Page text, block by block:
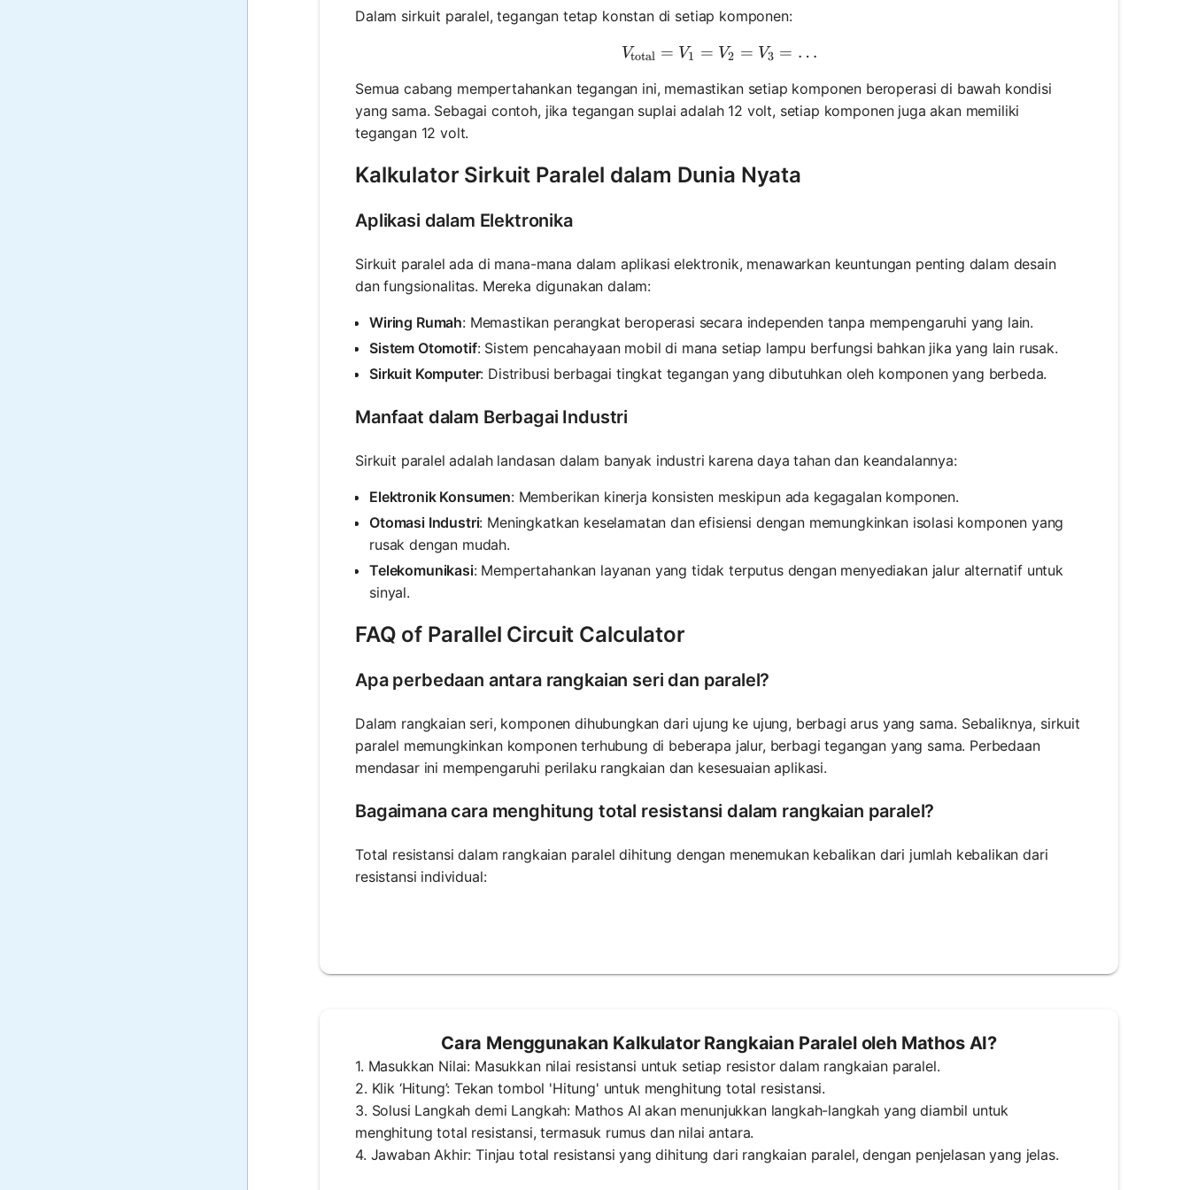
Dalam sirkuit paralel, tegangan tetap konstan di setiap komponen:
V_{\text{total}} = V_1 = V_2 = V_3 = \ldots
Vtotal = V1 = V2 = V3 = …
Semua cabang mempertahankan tegangan ini, memastikan setiap komponen beroperasi di bawah kondisi
yang sama. Sebagai contoh, jika tegangan suplai adalah 12 volt, setiap komponen juga akan memiliki
tegangan 12 volt.
Kalkulator Sirkuit Paralel dalam Dunia Nyata
Aplikasi dalam Elektronika
Sirkuit paralel ada di mana-mana dalam aplikasi elektronik, menawarkan keuntungan penting dalam desain
dan fungsionalitas. Mereka digunakan dalam:
Wiring Rumah: Memastikan perangkat beroperasi secara independen tanpa mempengaruhi yang lain.
Sistem Otomotif: Sistem pencahayaan mobil di mana setiap lampu berfungsi bahkan jika yang lain rusak.
Sirkuit Komputer: Distribusi berbagai tingkat tegangan yang dibutuhkan oleh komponen yang berbeda.
Manfaat dalam Berbagai Industri
Sirkuit paralel adalah landasan dalam banyak industri karena daya tahan dan keandalannya:
Elektronik Konsumen: Memberikan kinerja konsisten meskipun ada kegagalan komponen.
Otomasi Industri: Meningkatkan keselamatan dan efisiensi dengan memungkinkan isolasi komponen yang
rusak dengan mudah.
Telekomunikasi: Mempertahankan layanan yang tidak terputus dengan menyediakan jalur alternatif untuk
sinyal.
FAQ of Parallel Circuit Calculator
Apa perbedaan antara rangkaian seri dan paralel?
Dalam rangkaian seri, komponen dihubungkan dari ujung ke ujung, berbagi arus yang sama. Sebaliknya, sirkuit
paralel memungkinkan komponen terhubung di beberapa jalur, berbagi tegangan yang sama. Perbedaan
mendasar ini mempengaruhi perilaku rangkaian dan kesesuaian aplikasi.
Bagaimana cara menghitung total resistansi dalam rangkaian paralel?
Total resistansi dalam rangkaian paralel dihitung dengan menemukan kebalikan dari jumlah kebalikan dari
resistansi individual:
Cara Menggunakan Kalkulator Rangkaian Paralel oleh Mathos AI?
1. Masukkan Nilai: Masukkan nilai resistansi untuk setiap resistor dalam rangkaian paralel.
2. Klik ‘Hitung’: Tekan tombol 'Hitung' untuk menghitung total resistansi.
3. Solusi Langkah demi Langkah: Mathos AI akan menunjukkan langkah-langkah yang diambil untuk
menghitung total resistansi, termasuk rumus dan nilai antara.
4. Jawaban Akhir: Tinjau total resistansi yang dihitung dari rangkaian paralel, dengan penjelasan yang jelas.